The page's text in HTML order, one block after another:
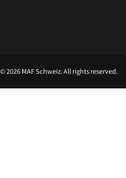
©2026MAF Schweiz. All rights reserved.